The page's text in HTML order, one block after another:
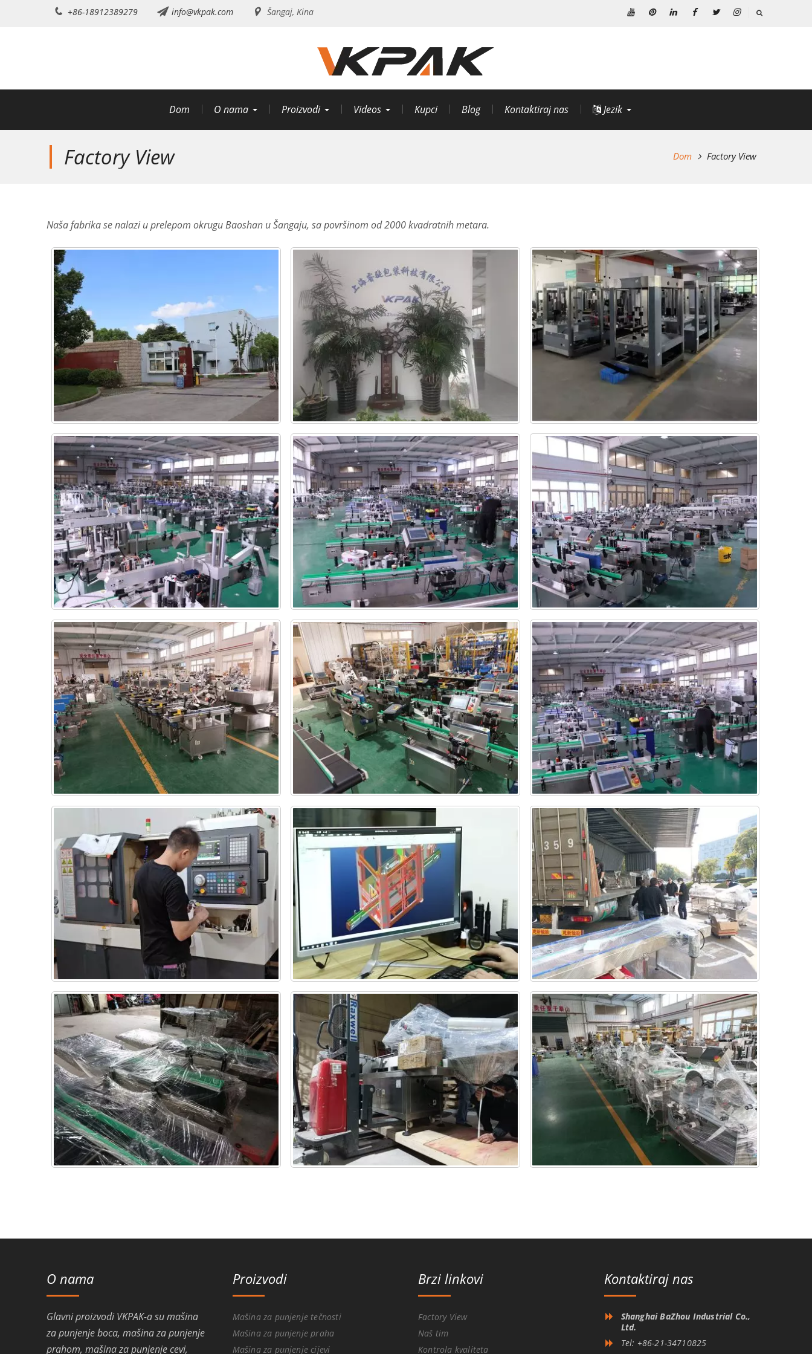
+86-18912389279 info@vkpak.com Šangaj, Kina
Dom O nama Proizvodi Videos Kupci Blog Kontaktiraj nas Jezik
Factory View Dom Factory View
Naša fabrika se nalazi u prelepom okrugu Baoshan u Šangaju, sa površinom od 2000 kvadratnih metara.
O nama
Glavni proizvodi VKPAK-a su mašina
za punjenje boca, mašina za punjenje
prahom, mašina za punjenje cevi,
Proizvodi
Mašina za punjenje tečnosti
Mašina za punjenje praha
Mašina za punjenje cijevi
Brzi linkovi
Factory View
Naš tim
Kontrola kvaliteta
Kontaktiraj nas
Shanghai BaZhou Industrial Co.,
Ltd.
Tel: +86-21-34710825